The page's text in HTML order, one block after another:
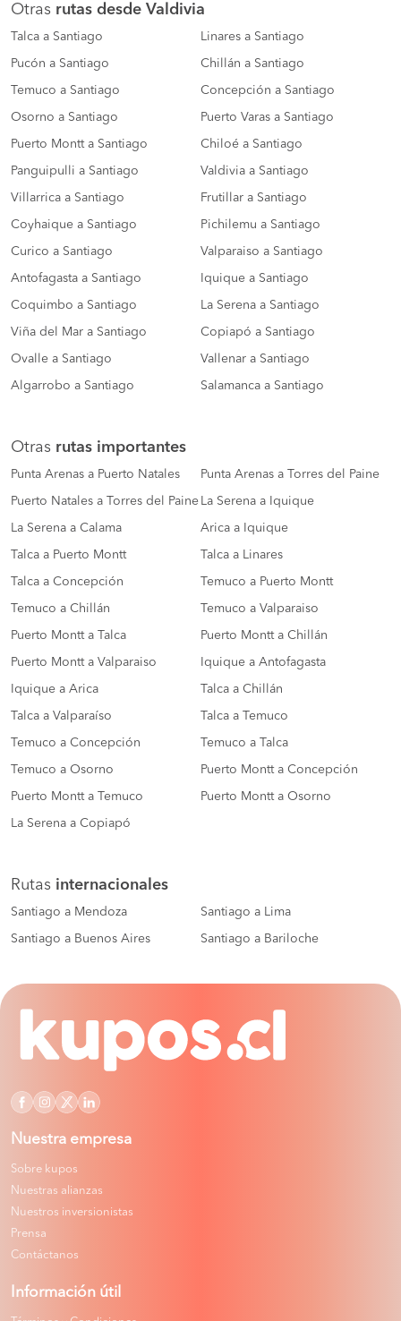
Otras rutas desde Valdivia
Talca a Santiago Linares a Santiago
Pucón a Santiago Chillán a Santiago
Temuco a Santiago Concepción a Santiago
Osorno a Santiago Puerto Varas a Santiago
Puerto Montt a Santiago Chiloé a Santiago
Panguipulli a Santiago Valdivia a Santiago
Villarrica a Santiago Frutillar a Santiago
Coyhaique a Santiago Pichilemu a Santiago
Curico a Santiago Valparaiso a Santiago
Antofagasta a Santiago Iquique a Santiago
Coquimbo a Santiago La Serena a Santiago
Viña del Mar a Santiago Copiapó a Santiago
Ovalle a Santiago Vallenar a Santiago
Algarrobo a Santiago Salamanca a Santiago
Otras rutas importantes
Punta Arenas a Puerto Natales Punta Arenas a Torres del Paine
Puerto Natales a Torres del Paine La Serena a Iquique
La Serena a Calama Arica a Iquique
Talca a Puerto Montt Talca a Linares
Talca a Concepción Temuco a Puerto Montt
Temuco a Chillán Temuco a Valparaiso
Puerto Montt a Talca Puerto Montt a Chillán
Puerto Montt a Valparaiso Iquique a Antofagasta
Iquique a Arica Talca a Chillán
Talca a Valparaíso Talca a Temuco
Temuco a Concepción Temuco a Talca
Temuco a Osorno Puerto Montt a Concepción
Puerto Montt a Temuco Puerto Montt a Osorno
La Serena a Copiapó
Rutas internacionales
Santiago a Mendoza Santiago a Lima
Santiago a Buenos Aires Santiago a Bariloche
Nuestra empresa
Sobre kupos
Nuestras alianzas
Nuestros inversionistas
Prensa
Contáctanos
Información útil